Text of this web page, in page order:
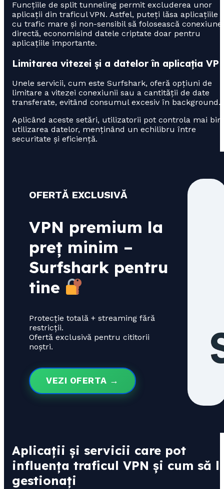
Funcțiile de split tunneling permit excluderea unor
aplicații din traficul VPN. Astfel, puteți lăsa aplicațiile
cu trafic mare și non-sensibil să folosească
directă, economisind datele criptate doar pentru
aplicațiile importante.
Limitarea vitezei și a datelor în aplicația
Unele servicii, cum este Surfshark, oferă opțiuni de
limitare a vitezei conexiunii sau a cantității de date
transferate, evitând consumul excesiv în background.
Aplicând aceste setări, utilizatorii pot controla mai
utilizarea datelor, menținând un echilibru între
securitate și eficiență.
OFERTĂ EXCLUSIVĂ
VPN premium la
preț minim –
Surfshark pentru
tine
Protecție totală + streaming fără
restricții.
Ofertă exclusivă pentru cititorii
noștri.
VEZI OFERTA →
Aplicații și servicii care pot
influența traficul VPN și cum să
gestionați